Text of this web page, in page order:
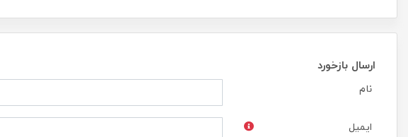
ارسال بازخورد
نام
ایمیل